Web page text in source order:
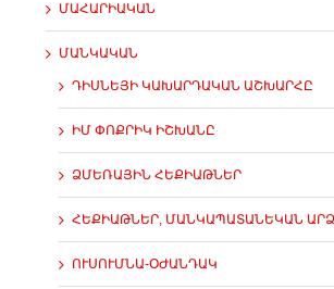
ՄԱՀԱՐԻԱԿԱՆ
ՄԱՆԿԱԿԱՆ
ԴԻՍՆԵՅԻ ԿԱԽԱՐԴԱԿԱՆ ԱՇԽԱՐՀԸ
ԻՄ ՓՈՔՐԻԿ ԻՇԽԱՆԸ
ՁՄԵՌԱՅԻՆ ՀԵՔԻԱԹՆԵՐ
ՀԵՔԻԱԹՆԵՐ, ՄԱՆԿԱՊԱՏԱՆԵԿԱՆ
ՈՒՍՈՒՄՆԱ-ՕԺԱՆԴԱԿ